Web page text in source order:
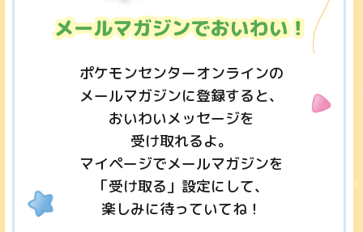
ポケモンセンターオンラインの
メールマガジンに登録すると、
おいわいメッセージを
受け取れるよ。
マイページでメールマガジンを
「受け取る」設定にして、
楽しみに待っていてね！